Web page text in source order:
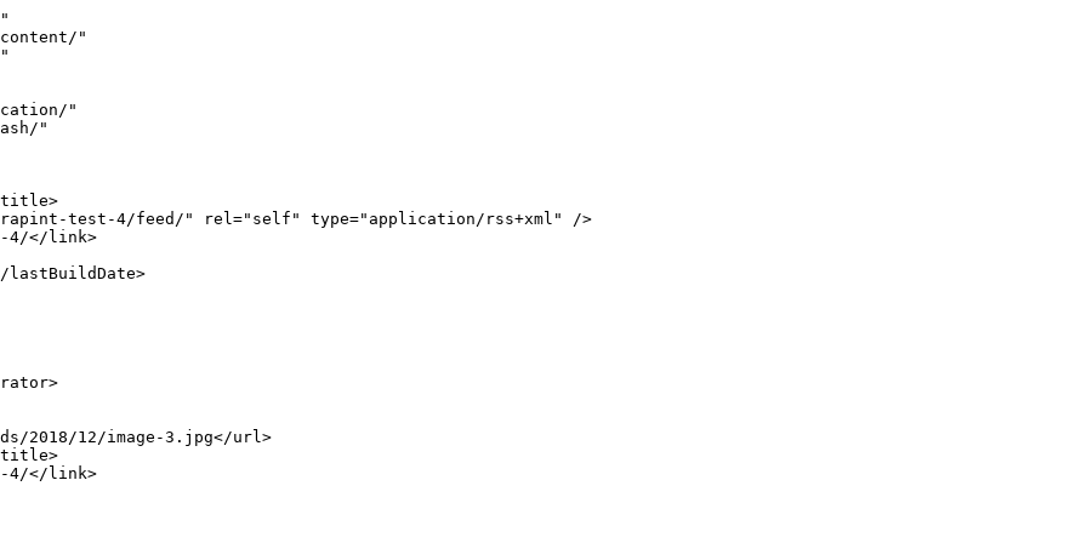
fonimaleviziou.gr/wp-content/uploads/2021/12/rapint-test.jpg" class="attachment-post-th